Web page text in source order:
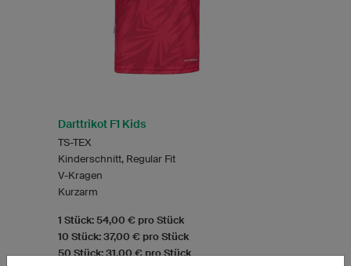
Darttrikot F1 Kids
TS-TEX
Kinderschnitt, Regular Fit
V-Kragen
Kurzarm
1 Stück: 54,00 € pro Stück
10 Stück: 37,00 € pro Stück
50 Stück: 31,00 € pro Stück